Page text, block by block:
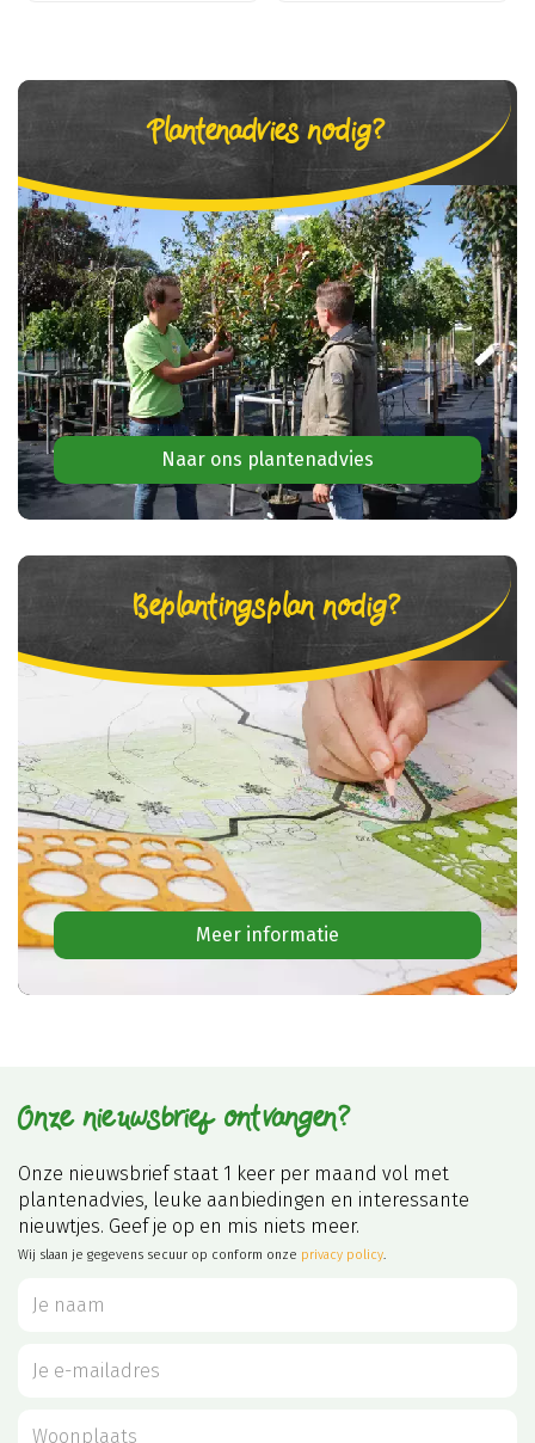
Plantenadvies nodig?
Naar ons plantenadvies
Beplantingsplan nodig?
Meer informatie
Onze nieuwsbrief ontvangen?
Onze nieuwsbrief staat 1 keer per maand vol met
plantenadvies, leuke aanbiedingen en interessante
nieuwtjes. Geef je op en mis niets meer.
Wij slaan je gegevens secuur op conform onze privacy policy.